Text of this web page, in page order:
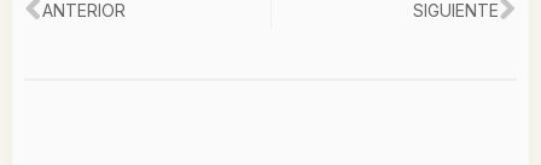
Ant
ANTERIOR SIGUIENTE